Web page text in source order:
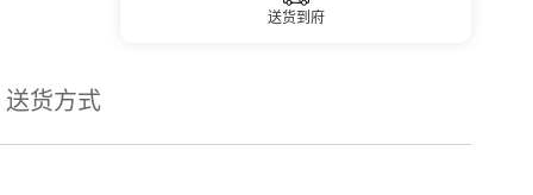
送货到府
送货方式